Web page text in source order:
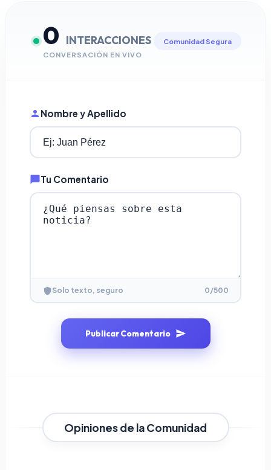
0 INTERACCIONES
CONVERSACIÓN EN VIVO
Comunidad Segura
Nombre y Apellido
Tu Comentario
Solo texto, seguro 0/500
Publicar Comentario
Opiniones de la Comunidad